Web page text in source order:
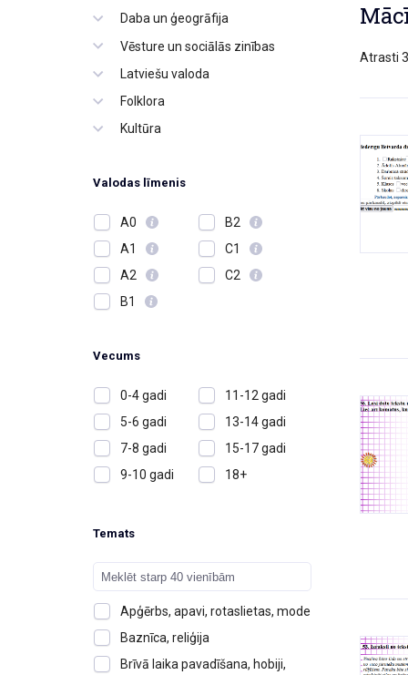
Daba un ģeogrāfija
Vēsture un sociālās zinības
Latviešu valoda
Folklora
Kultūra
Valodas līmenis
A0
A1
A2
B1
B2
C1
C2
Vecums
0-4 gadi
5-6 gadi
7-8 gadi
9-10 gadi
11-12 gadi
13-14 gadi
15-17 gadi
18+
Temats
Apģērbs, apavi, rotaslietas, mode
Baznīca, reliģija
Brīvā laika pavadīšana, hobiji,
Atrasti